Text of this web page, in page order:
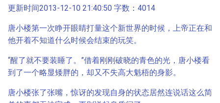
更新时间2013-12-10 21:40:50 字数：4014
唐小楼第一次睁开眼睛打量这个新世界的时候，上帝正在和
他开着不知道什么时候会结束的玩笑。
“醒了就不要装睡了。”借着刚刚破晓的青色的光，唐小楼看
到了一个略显矮胖的，却又不失高大魁梧的身影。
唐小楼张了张嘴，惊讶的发现自身的状态居然连说话这么简